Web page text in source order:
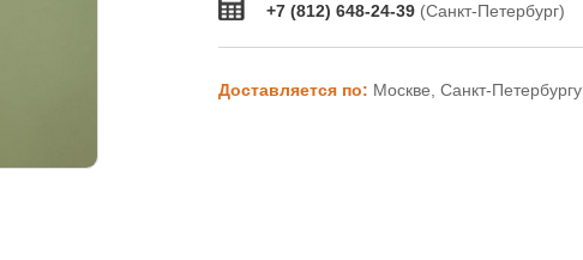
+7 (812) 648-24-39 (Санкт-Петербург)
Доставляется по: Москве, Санкт-Петербургу